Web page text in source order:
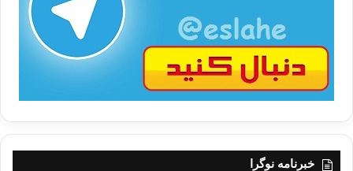
خبرنامه نوگرا